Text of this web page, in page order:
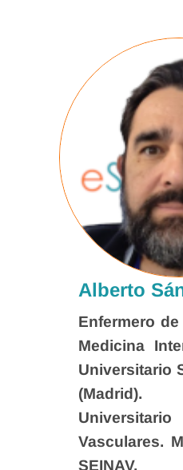
Alberto
Enfermero
Medicina
Universitario
Vasculares.
SEINAV.